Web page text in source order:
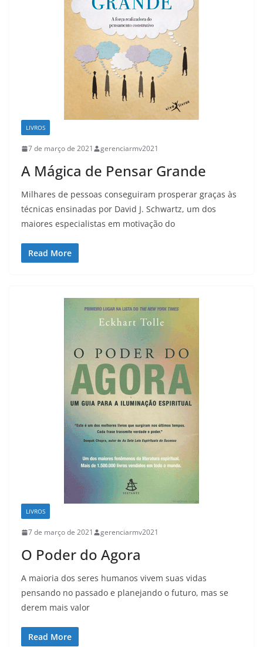
LIVROS
7 de março de 2021 gerenciarmv2021
A Mágica de Pensar Grande
Milhares de pessoas conseguiram prosperar graças às
técnicas ensinadas por David J. Schwartz, um dos
maiores especialistas em motivação do
Read More
LIVROS
7 de março de 2021 gerenciarmv2021
O Poder do Agora
A maioria dos seres humanos vivem suas vidas
pensando no passado e planejando o futuro, mas se
derem mais valor
Read More